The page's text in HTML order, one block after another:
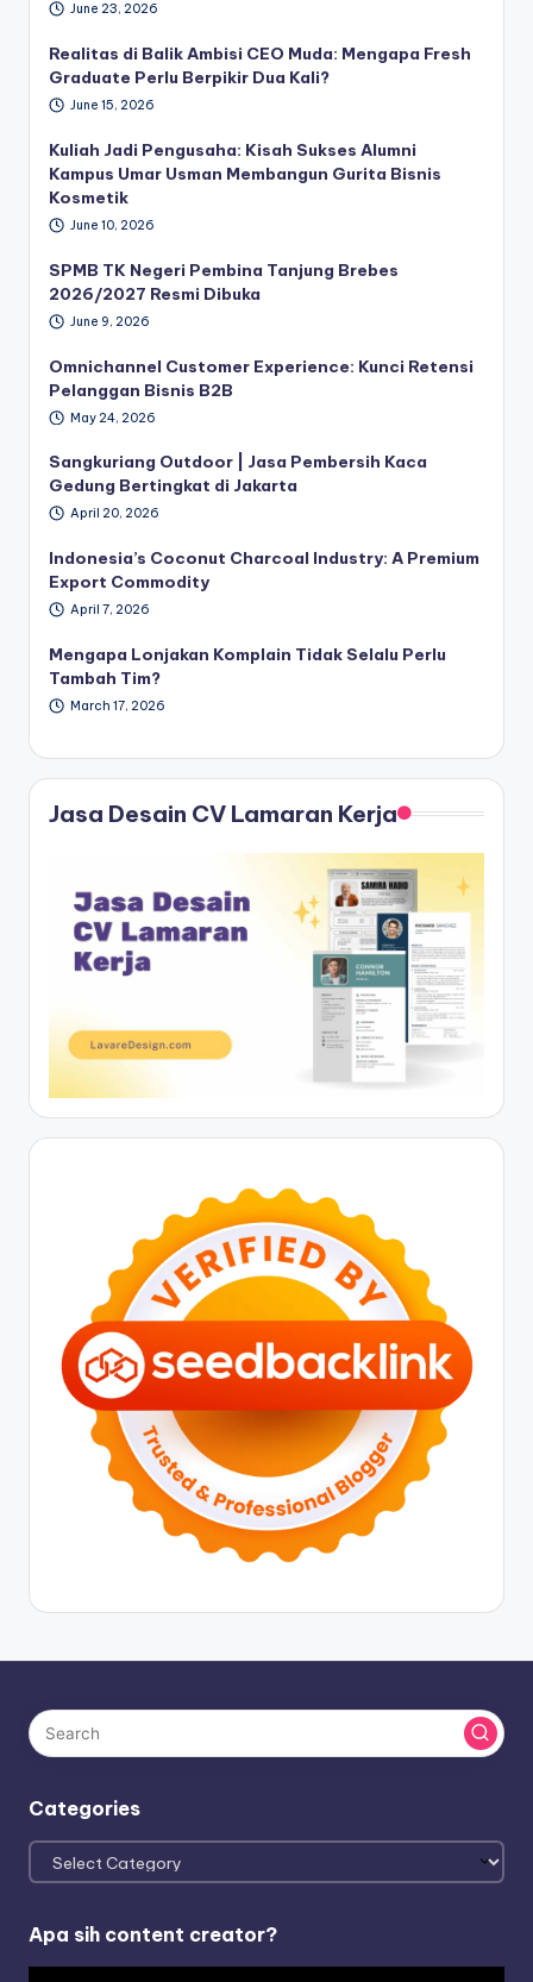
June 23, 2026
Realitas di Balik Ambisi CEO Muda: Mengapa Fresh
Graduate Perlu Berpikir Dua Kali?
June 15, 2026
Kuliah Jadi Pengusaha: Kisah Sukses Alumni
Kampus Umar Usman Membangun Gurita Bisnis
Kosmetik
June 10, 2026
SPMB TK Negeri Pembina Tanjung Brebes
2026/2027 Resmi Dibuka
June 9, 2026
Omnichannel Customer Experience: Kunci Retensi
Pelanggan Bisnis B2B
May 24, 2026
Sangkuriang Outdoor | Jasa Pembersih Kaca
Gedung Bertingkat di Jakarta
April 20, 2026
Indonesia’s Coconut Charcoal Industry: A Premium
Export Commodity
April 7, 2026
Mengapa Lonjakan Komplain Tidak Selalu Perlu
Tambah Tim?
March 17, 2026
Jasa Desain CV Lamaran Kerja
Categories
Categories
Apa sih content creator?